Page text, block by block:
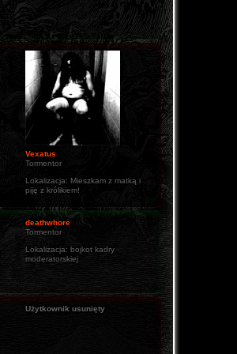
Vexatus
Tormentor
Lokalizacja: Mieszkam z matką i
piję z królikiem!
deathwhore
Tormentor
Lokalizacja: bojkot kadry
moderatorskiej
Użytkownik usunięty